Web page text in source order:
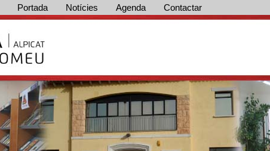
Portada Notícies Agenda Contactar